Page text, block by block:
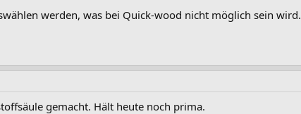
werden, was bei Quick-wood nicht möglich sein wird.
gemacht. Hält heute noch prima.